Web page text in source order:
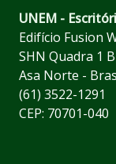
UNEM -
Edifício Fusion
SHN Quadra 1
Asa Norte -
(61) 3522-1291
CEP: 70701-040